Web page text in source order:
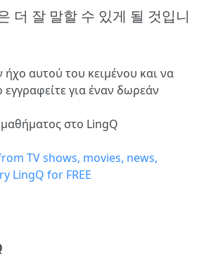
더 잘 말할 수 있게 될 것입니
ήχο αυτού του κειμένου και να
εγγραφείτε για έναν δωρεάν
στο LingQ